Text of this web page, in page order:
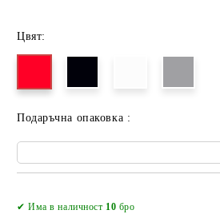
Цвят:
Подаръчна опаковка :
✔ Има в наличност 10 бро